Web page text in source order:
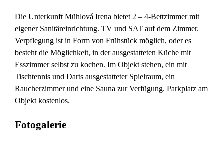
Die Unterkunft Mühlová Irena bietet 2 – 4-Bettzimmer mit
eigener Sanitäreinrichtung. TV und SAT auf dem Zimmer.
Verpflegung ist in Form von Frühstück möglich, oder es
besteht die Möglichkeit, in der ausgestatteten Küche mit
Esszimmer selbst zu kochen. Im Objekt stehen, ein mit
Tischtennis und Darts ausgestatteter Spielraum, ein
Raucherzimmer und eine Sauna zur Verfügung. Parkplatz am
Objekt kostenlos.
Fotogalerie